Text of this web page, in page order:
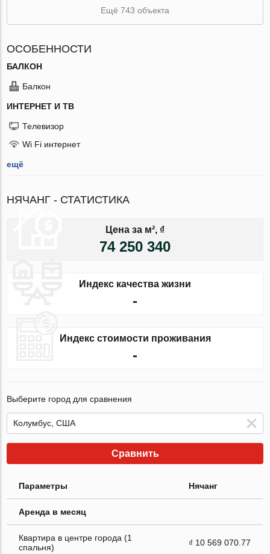
Ещё 743 объекта
ОСОБЕННОСТИ
БАЛКОН
Балкон
ИНТЕРНЕТ И ТВ
Телевизор
Wi Fi интернет
ещё
НЯЧАНГ - СТАТИСТИКА
Цена за м², ₫
74 250 340
Индекс качества жизни
-
Индекс стоимости проживания
-
Выберите город для сравнения
Сравнить
Параметры Нячанг
Аренда в месяц
Квартира в центре города (1
спальня)
₫ 10 569 070.77